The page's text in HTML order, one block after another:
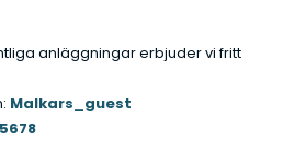
anläggningar erbjuder vi fritt
Malkars_guest